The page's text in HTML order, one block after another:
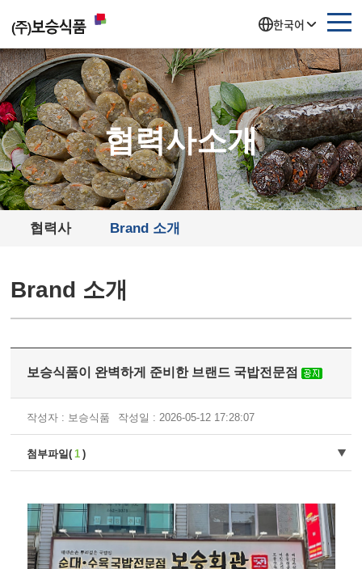
한국어
협력사소개
협력사 Brand 소개
Brand 소개
보승식품이 완벽하게 준비한 브랜드 국밥전문점
작성자 : 보승식품 작성일 : 2026-05-12 17:28:07
첨부파일( 1 )